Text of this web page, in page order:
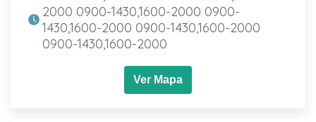
2000 0900-1430,1600-2000 0900-
1430,1600-2000 0900-1430,1600-2000
0900-1430,1600-2000
Ver Mapa